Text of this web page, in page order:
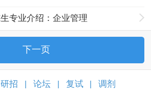
专业介绍：企业管理
下一页
研招 论坛 复试 调剂